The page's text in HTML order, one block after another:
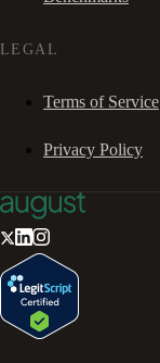
LEGAL
Terms of Service
Privacy Policy